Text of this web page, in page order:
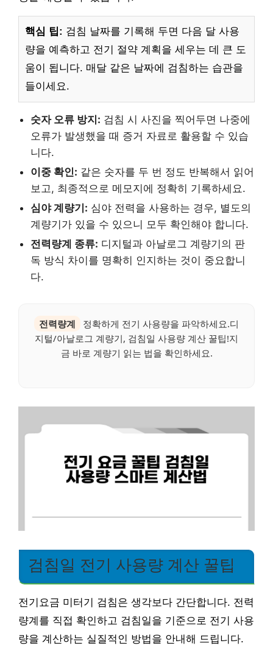
핵심 팁: 검침 날짜를 기록해 두면 다음 달 사용
량을 예측하고 전기 절약 계획을 세우는 데 큰 도
움이 됩니다. 매달 같은 날짜에 검침하는 습관을
들이세요.
숫자 오류 방지: 검침 시 사진을 찍어두면 나중에
오류가 발생했을 때 증거 자료로 활용할 수 있습
니다.
이중 확인: 같은 숫자를 두 번 정도 반복해서 읽어
보고, 최종적으로 메모지에 정확히 기록하세요.
심야 계량기: 심야 전력을 사용하는 경우, 별도의
계량기가 있을 수 있으니 모두 확인해야 합니다.
전력량계 종류: 디지털과 아날로그 계량기의 판
독 방식 차이를 명확히 인지하는 것이 중요합니
다.
전력량계
정확하게 전기 사용량을 파악하세요.디
지털/아날로그 계량기, 검침일 사용량 계산 꿀팁!지
금 바로 계량기 읽는 법을 확인하세요.
검침일 전기 사용량 계산 꿀팁
전기요금 미터기 검침은 생각보다 간단합니다. 전력
량계를 직접 확인하고 검침일을 기준으로 전기 사용
량을 계산하는 실질적인 방법을 안내해 드립니다.